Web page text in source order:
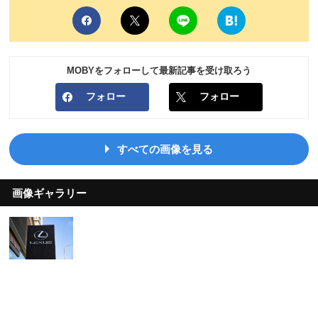
MOBYをフォローして最新記事を受け取ろう
フォロー フォロー
すべての画像を見る
画像ギャラリー